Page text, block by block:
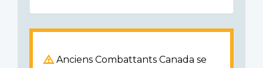
Anciens Combattants Canada se